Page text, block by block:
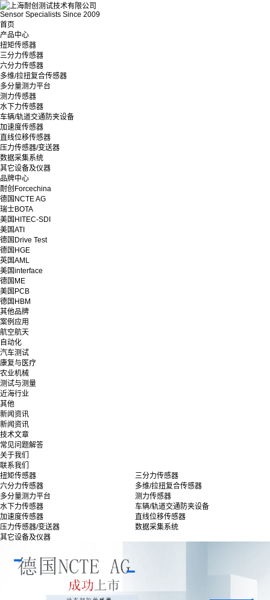
Sensor Specialists Since 2009
首页
产品中心
扭矩传感器
三分力传感器
六分力传感器
多维/拉扭复合传感器
多分量测力平台
测力传感器
水下力传感器
车辆/轨道交通防夹设备
加速度传感器
直线位移传感器
压力传感器/变送器
数据采集系统
其它设备及仪器
品牌中心
耐创Forcechina
德国NCTE AG
瑞士BOTA
美国HITEC-SDI
美国ATI
德国Drive Test
德国HGE
英国AML
美国interface
德国ME
美国PCB
德国HBM
其他品牌
案例应用
航空航天
自动化
汽车测试
康复与医疗
农业机械
测试与测量
近海行业
其他
新闻资讯
新闻资讯
技术文章
常见问题解答
关于我们
联系我们
扭矩传感器
三分力传感器
六分力传感器
多维/拉扭复合传感器
多分量测力平台
测力传感器
水下力传感器
车辆/轨道交通防夹设备
加速度传感器
直线位移传感器
压力传感器/变送器
数据采集系统
其它设备及仪器